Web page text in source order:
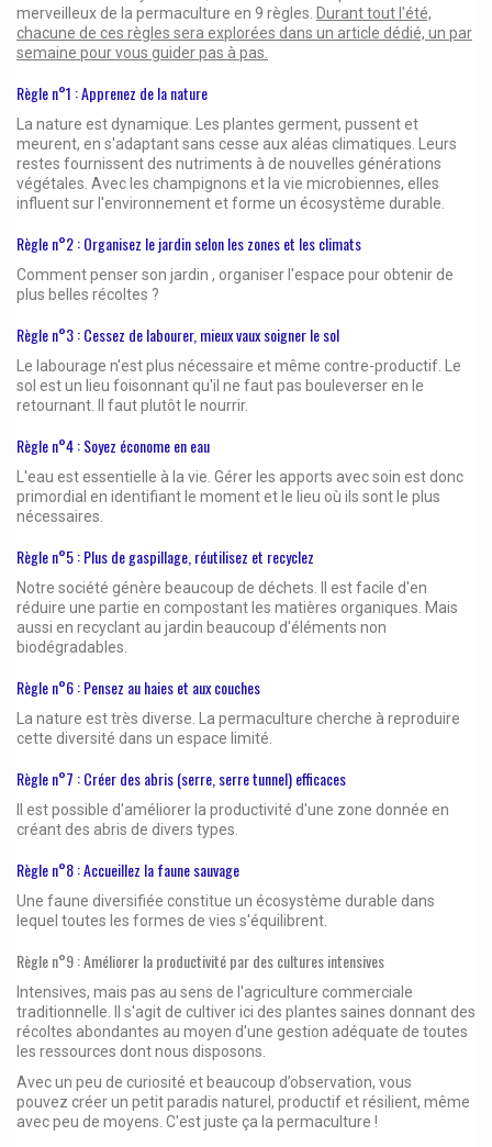
merveilleux de la permaculture en 9 règles. Durant tout l'été,
chacune de ces règles sera explorées dans un article dédié, un par
semaine pour vous guider pas à pas.
Règle n°1 : Apprenez de la nature
La nature est dynamique. Les plantes germent, pussent et
meurent, en s'adaptant sans cesse aux aléas climatiques. Leurs
restes fournissent des nutriments à de nouvelles générations
végétales. Avec les champignons et la vie microbiennes, elles
influent sur l'environnement et forme un écosystème durable.
Règle n°2 : Organisez le jardin selon les zones et les climats
Comment penser son jardin , organiser l'espace pour obtenir de
plus belles récoltes ?
Règle n°3 : Cessez de labourer, mieux vaux soigner le sol
Le labourage n'est plus nécessaire et même contre-productif. Le
sol est un lieu foisonnant qu'il ne faut pas bouleverser en le
retournant. Il faut plutôt le nourrir.
Règle n°4 : Soyez économe en eau
L'eau est essentielle à la vie. Gérer les apports avec soin est donc
primordial en identifiant le moment et le lieu où ils sont le plus
nécessaires.
Règle n°5 : Plus de gaspillage, réutilisez et recyclez
Notre société génère beaucoup de déchets. Il est facile d'en
réduire une partie en compostant les matières organiques. Mais
aussi en recyclant au jardin beaucoup d'éléments non
biodégradables.
Règle n°6 : Pensez au haies et aux couches
La nature est très diverse. La permaculture cherche à reproduire
cette diversité dans un espace limité.
Règle n°7 : Créer des abris (serre, serre tunnel) efficaces
Il est possible d'améliorer la productivité d'une zone donnée en
créant des abris de divers types.
Règle n°8 : Accueillez la faune sauvage
Une faune diversifiée constitue un écosystème durable dans
lequel toutes les formes de vies s'équilibrent.
Règle n°9 : Améliorer la productivité par des cultures intensives
Intensives, mais pas au sens de l'agriculture commerciale
traditionnelle. Il s'agit de cultiver ici des plantes saines donnant des
récoltes abondantes au moyen d'une gestion adéquate de toutes
les ressources dont nous disposons.
Avec un peu de curiosité et beaucoup d’observation, vous
pouvez créer un petit paradis naturel, productif et résilient, même
avec peu de moyens. C'est juste ça la permaculture !